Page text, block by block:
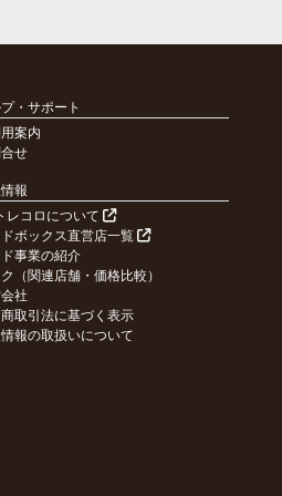
・サポート
案内
せ
報
レコロについて
ボックス直営店一覧
事業の紹介
（関連店舗・価格比較）
社
取引法に基づく表示
報の取扱いについて